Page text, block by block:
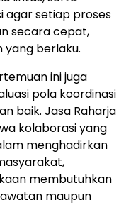
agar setiap proses
secara cepat,
yang berlaku.
ini juga
pola koordinasi
baik. Jasa Raharja
kolaborasi yang
menghadirkan
membutuhkan
maupun